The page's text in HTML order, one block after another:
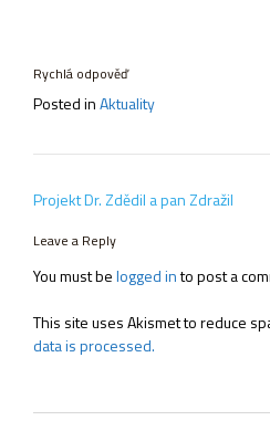
Rychlá odpověď
Posted inAktuality
Post
navigation
Projekt Dr. Zdědil a pan Zdražil
Leave a Reply
You must belogged into post a
This site uses Akismet to reduce
data is processed.